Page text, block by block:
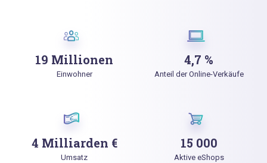
19 Millionen
Einwohner
4,7 %
Anteil der Online-Verkäufe
4 Milliarden €
Umsatz
15 000
Aktive eShops